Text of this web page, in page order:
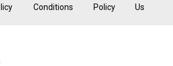
Conditions
Policy
Us